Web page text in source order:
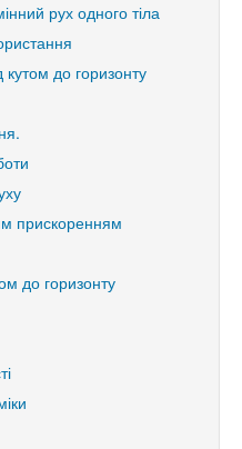
рух одного тіла
кутом до горизонту
прискоренням
до горизонту